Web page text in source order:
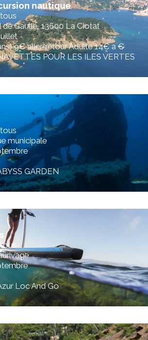
nautique
de Gaulle, 13600 La Ciotat
9€ aller-retour Adulte 14€ a €
POUR LES ILES VERTES
municipale
GARDEN
Loc And Go